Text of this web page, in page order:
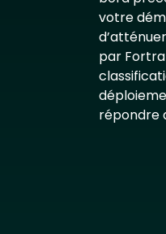
votre
par
répondre